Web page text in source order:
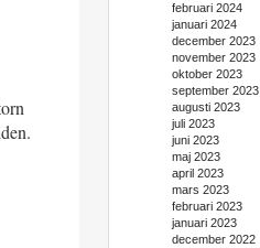
februari 2024
januari 2024
december 2023
november 2023
oktober 2023
september 2023
augusti 2023
juli 2023
juni 2023
maj 2023
april 2023
mars 2023
februari 2023
januari 2023
december 2022